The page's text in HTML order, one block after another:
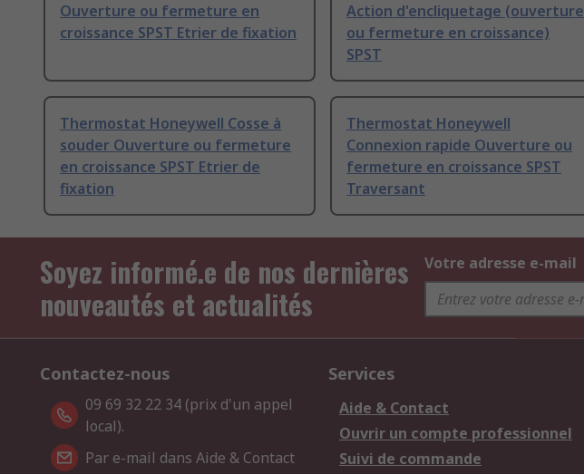
Ouverture ou fermeture en
croissance SPST Etrier de fixation
Action d'encliquetage (ouverture
ou fermeture en croissance)
SPST
Thermostat Honeywell Cosse à
souder Ouverture ou fermeture
en croissance SPST Etrier de
fixation
Thermostat Honeywell
Connexion rapide Ouverture ou
fermeture en croissance SPST
Traversant
Soyez informé.e de nos dernières
nouveautés et actualités
Votre adresse e-mail
Contactez-nous
09 69 32 22 34 (prix d'un appel
local).
Par e-mail dans Aide & Contact
Services
Aide & Contact
Ouvrir un compte professionnel
Suivi de commande